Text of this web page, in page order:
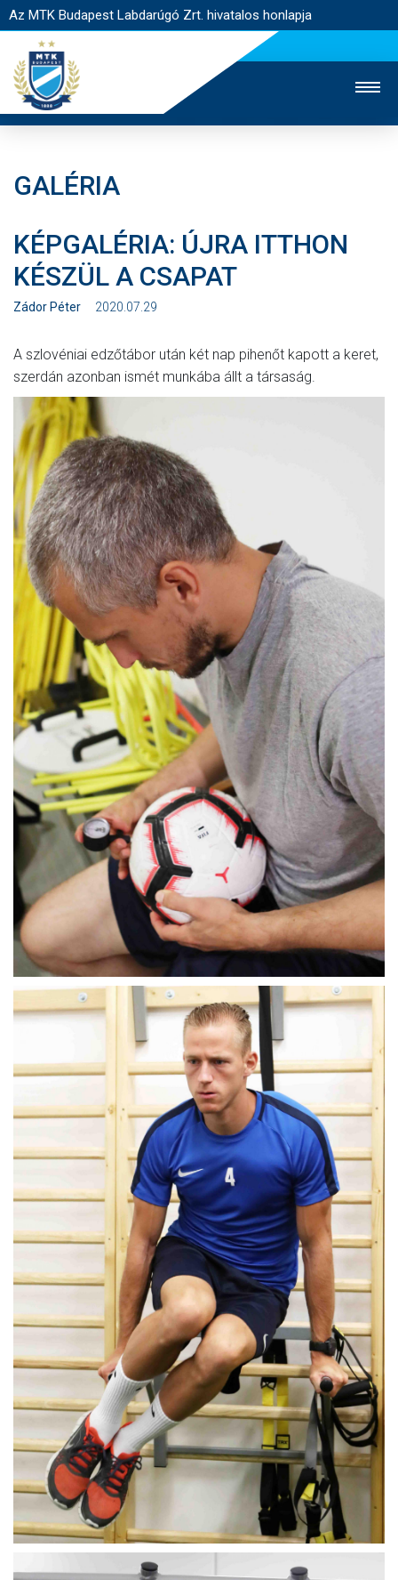
Az MTK Budapest Labdarúgó Zrt. hivatalos honlapja
JEGYÉRTÉKESÍTÉS
WEBSHOP
STADION
EGYESÜLET
KAPCSOLAT
HÍREK
CSAPATOK
KLUB
GALÉRIA
SZURKOLÓI ÉLMÉNYEK
AKKREDITÁCIÓ
GALÉRIA
KÉPGALÉRIA: ÚJRA ITTHON
KÉSZÜL A CSAPAT
Zádor Péter 2020.07.29
A szlovéniai edzőtábor után két nap pihenőt kapott a keret,
szerdán azonban ismét munkába állt a társaság.